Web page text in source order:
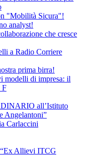
"Mobilità Sicura"!
analyst!
che cresce
a Radio Corriere
prima birra!
modelli di impresa: il
F
all’Istituto
Angelantoni”
Carlaccini
Allievi ITCG